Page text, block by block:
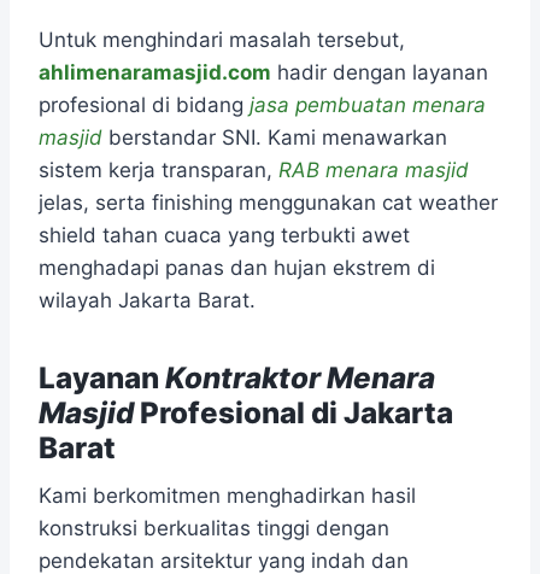
Untuk menghindari masalah tersebut,
ahlimenaramasjid.com hadir dengan layanan
profesional di bidang jasa pembuatan menara
masjid berstandar SNI. Kami menawarkan
sistem kerja transparan, RAB menara masjid
jelas, serta finishing menggunakan cat weather
shield tahan cuaca yang terbukti awet
menghadapi panas dan hujan ekstrem di
wilayah Jakarta Barat.
Layanan Kontraktor Menara
MasjidProfesional di Jakarta
Barat
Kami berkomitmen menghadirkan hasil
konstruksi berkualitas tinggi dengan
pendekatan arsitektur yang indah dan